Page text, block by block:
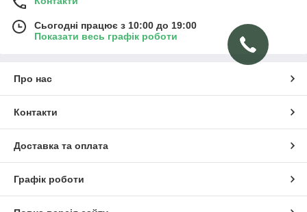
Сьогодні працює з 10:00 до 19:00
Показати весь графік роботи
Про нас
Контакти
Доставка та оплата
Графік роботи